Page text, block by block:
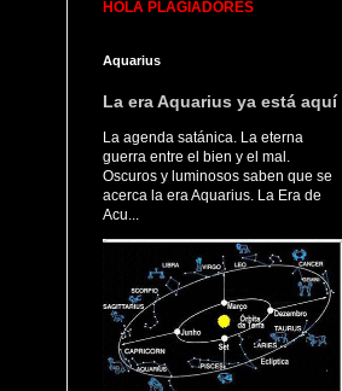
HOLA PLAGIADORES
Aquarius
La era Aquarius ya está aquí
La agenda satánica. La eterna
guerra entre el bien y el mal.
Oscuros y luminosos saben que se
acerca la era Aquarius. La Era de
Acu...